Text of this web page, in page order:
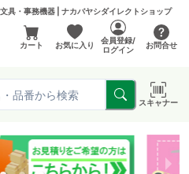
具・事務機器 | ナカバヤシダイレクトショップ
カート お気に入り
会員登録/
ログイン
お問合せ
スキャナー